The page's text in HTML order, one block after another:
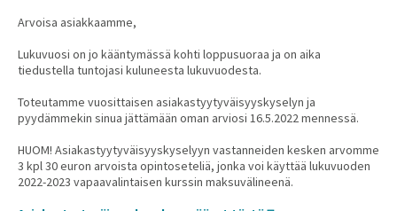
Arvoisa asiakkaamme,
Lukuvuosi on jo kääntymässä kohti loppusuoraa ja on aika
tiedustella tuntojasi kuluneesta lukuvuodesta.
Toteutamme vuosittaisen asiakastyytyväisyyskyselyn ja
pyydämmekin sinua jättämään oman arviosi 16.5.2022 mennessä.
HUOM! Asiakastyytyväisyyskyselyyn vastanneiden kesken arvomme
3 kpl 30 euron arvoista opintoseteliä, jonka voi käyttää lukuvuoden
2022-2023 vapaavalintaisen kurssin maksuvälineenä.